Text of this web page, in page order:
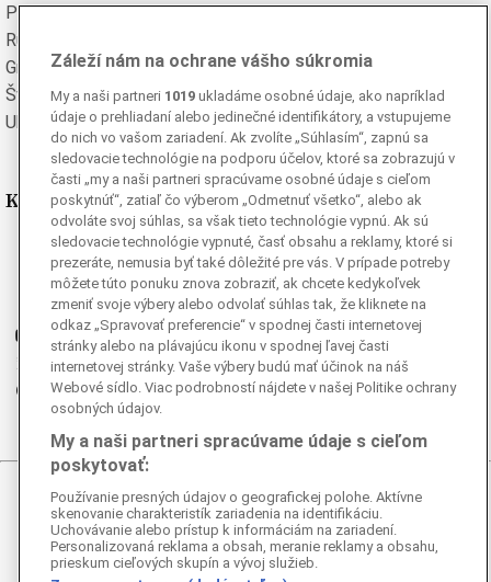
Poľská
Portugalská
Rumunská
Grécka
Španielska
Švédska
Turecká
Ukrajinská
Vietnamská
Kde nás nájdete
Facebook
Instagram
Ganjing
Youtube
Twitter
Telegram
RSS
© 2026 Epoch Times Slovensko
Všetky práva vyhradené. Publikovanie alebo ďalšie šírenie
správ a fotografií zo zdrojov TASR je bez
Záleží nám na ochrane vášho súkromia
My a naši partneri 1019 ukladáme osobné údaje, ako napríklad
údaje o prehliadaní alebo jedinečné identifikátory, a vstupujeme
do nich vo vašom zariadení. Ak zvolíte „Súhlasím“, zapnú sa
sledovacie technológie na podporu účelov, ktoré sa zobrazujú v
časti „my a naši partneri spracúvame osobné údaje s cieľom
poskytnúť“, zatiaľ čo výberom „Odmetnuť všetko“, alebo ak
odvoláte svoj súhlas, sa však tieto technológie vypnú. Ak sú
sledovacie technológie vypnuté, časť obsahu a reklamy, ktoré si
prezeráte, nemusia byť také dôležité pre vás. V prípade potreby
môžete túto ponuku znova zobraziť, ak chcete kedykoľvek
zmeniť svoje výbery alebo odvolať súhlas tak, že kliknete na
odkaz „Spravovať preferencie“ v spodnej časti internetovej
stránky alebo na plávajúcu ikonu v spodnej ľavej časti
internetovej stránky. Vaše výbery budú mať účinok na náš
Webové sídlo. Viac podrobností nájdete v našej Politike ochrany
osobných údajov.
My a naši partneri spracúvame údaje s cieľom
poskytovať:
Používanie presných údajov o geografickej polohe. Aktívne
skenovanie charakteristík zariadenia na identifikáciu.
Uchovávanie alebo prístup k informáciám na zariadení.
Personalizovaná reklama a obsah, meranie reklamy a obsahu,
prieskum cieľových skupín a vývoj služieb.